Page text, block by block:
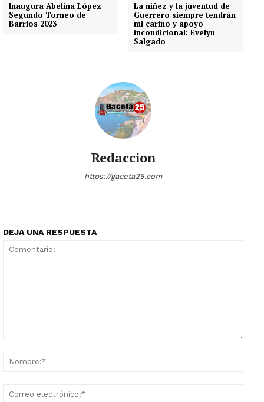
Inaugura Abelina López
Segundo Torneo de
Barrios 2023
La niñez y la juventud de
Guerrero siempre tendrán
mi cariño y apoyo
incondicional: Evelyn
Salgado
Redaccion
https://gaceta25.com
DEJA UNA RESPUESTA